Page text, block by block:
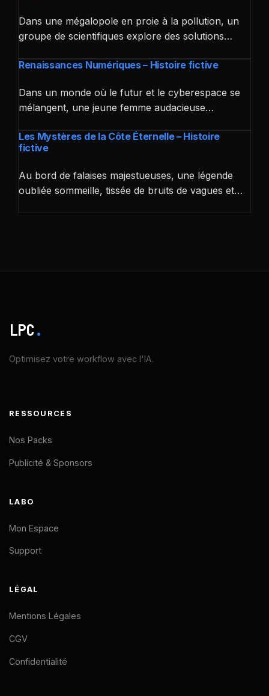
Dans une mégalopole en proie à la pollution, un
groupe de scientifiques explore des solutions…
Renaissances Numériques – Histoire fictive
Dans un monde où le futur et le cyberespace se
mélangent, une jeune femme audacieuse…
Les Mystères de la Côte Éternelle – Histoire
fictive
Au bord de falaises majestueuses, une légende
oubliée sommeille, tissée de bruits de vagues et…
LPC.
Optimisez votre workflow avec l'IA.
RESSOURCES
Nos Packs
Publicité & Sponsors
LABO
Mon Espace
Support
LÉGAL
Mentions Légales
CGV
Confidentialité